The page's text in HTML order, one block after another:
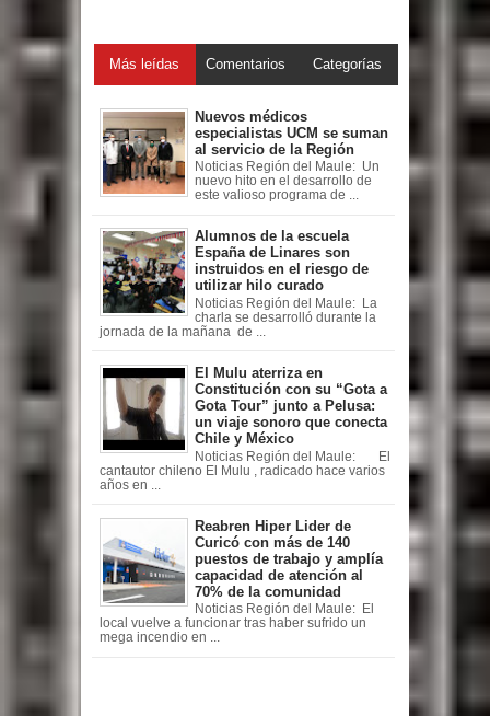
Más leídas Comentarios Categorías
Nuevos médicos
especialistas UCM se suman
al servicio de la Región
Noticias Región del Maule: Un
nuevo hito en el desarrollo de
este valioso programa de ...
Alumnos de la escuela
España de Linares son
instruidos en el riesgo de
utilizar hilo curado
Noticias Región del Maule: La
charla se desarrolló durante la
jornada de la mañana de ...
El Mulu aterriza en
Constitución con su “Gota a
Gota Tour” junto a Pelusa:
un viaje sonoro que conecta
Chile y México
Noticias Región del Maule: El
cantautor chileno El Mulu , radicado hace varios
años en ...
Reabren Hiper Lider de
Curicó con más de 140
puestos de trabajo y amplía
capacidad de atención al
70% de la comunidad
Noticias Región del Maule: El
local vuelve a funcionar tras haber sufrido un
mega incendio en ...